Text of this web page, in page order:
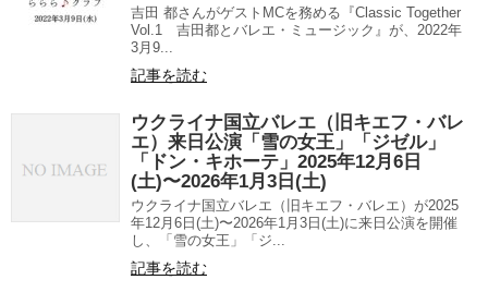
吉田 都さんがゲストMCを務める『Classic Together
Vol.1 吉田都とバレエ・ミュージック』が、2022年
3月9...
記事を読む
ウクライナ国立バレエ（旧キエフ・バレ
エ）来日公演「雪の女王」「ジゼル」
「ドン・キホーテ」2025年12月6日
(土)〜2026年1月3日(土)
ウクライナ国立バレエ（旧キエフ・バレエ）が2025
年12月6日(土)〜2026年1月3日(土)に来日公演を開催
し、「雪の女王」「ジ...
記事を読む